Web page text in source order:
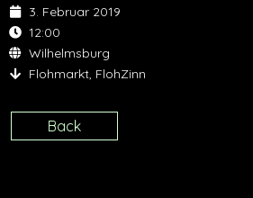
3. Februar 2019
12:00
Wilhelmsburg
Flohmarkt, FlohZinn
Back